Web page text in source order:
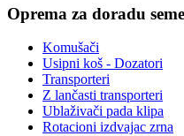
Oprema za doradu
Komušači
Usipni koš - Dozatori
Transporteri
Z lančasti transporteri
Ublaživači pada klipa
Rotacioni izdvajac zrna